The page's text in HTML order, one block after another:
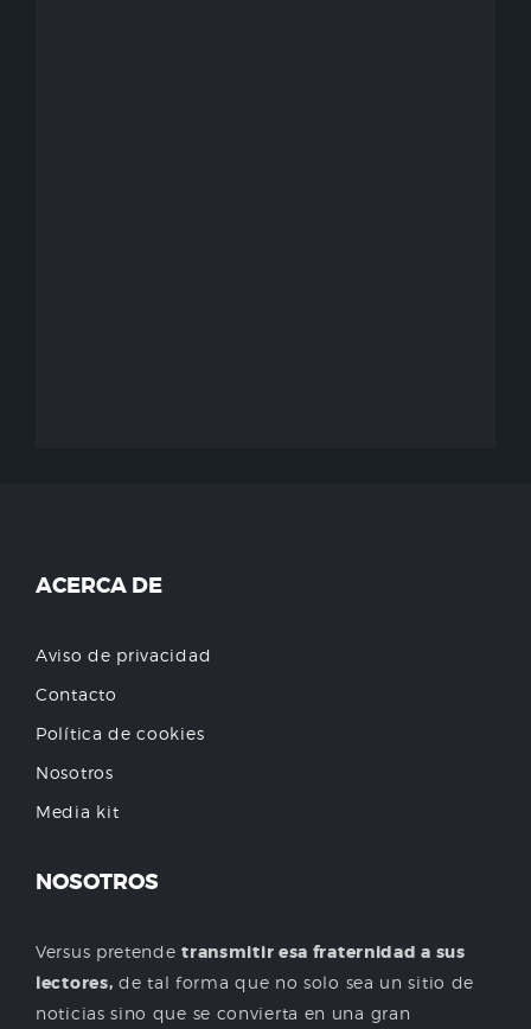
ACERCA DE
Aviso de privacidad
Contacto
Política de cookies
Nosotros
Media kit
NOSOTROS
Versus pretendetransmitir esa fraternidad a sus
lectores, de tal forma que no solo sea un sitio de
noticias sino que se convierta en una gran